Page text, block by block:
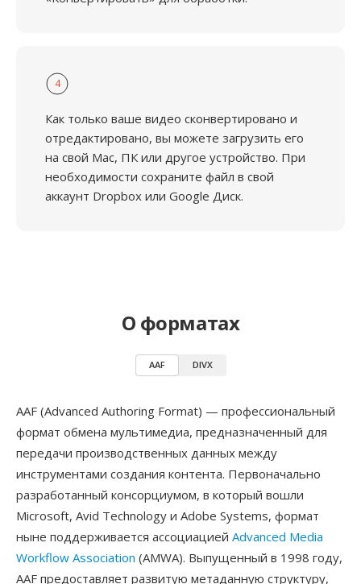
4
Как только ваше видео сконвертировано и
отредактировано, вы можете загрузить его
на свой Mac, ПК или другое устройство. При
необходимости сохраните файл в свой
аккаунт Dropbox или Google Диск.
О форматах
AAF DIVX
AAF (Advanced Authoring Format) — профессиональный
формат обмена мультимедиа, предназначенный для
передачи производственных данных между
инструментами создания контента. Первоначально
разработанный консорциумом, в который вошли
Microsoft, Avid Technology и Adobe Systems, формат
ныне поддерживается ассоциацией Advanced Media
Workflow Association (AMWA). Выпущенный в 1998 году,
AAF предоставляет развитую метаданную структуру,